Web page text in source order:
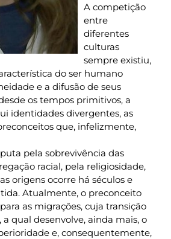
A competição
entre
diferentes
culturas
sempre existiu,
do ser humano
e a difusão de seus
os tempos primitivos, a
identidades divergentes, as
que, infelizmente,
pela sobrevivência das
racial, pela religiosidade,
origens ocorre há séculos e
Atualmente, o preconceito
as migrações, cuja transição
qual desenvolve, ainda mais, o
e, consequentemente,